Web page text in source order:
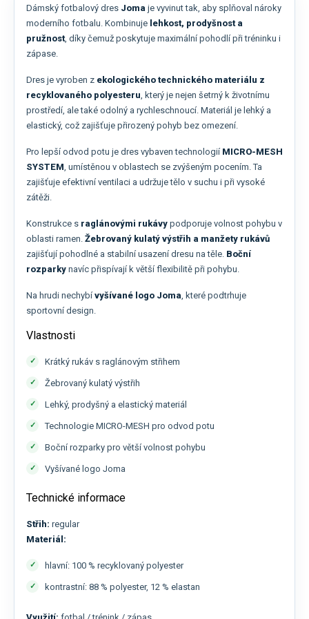
Dámský fotbalový dres Joma je vyvinut tak, aby splňoval nároky
moderního fotbalu. Kombinuje lehkost, prodyšnost a
pružnost, díky čemuž poskytuje maximální pohodlí při tréninku i
zápase.
Dres je vyroben z ekologického technického materiálu z
recyklovaného polyesteru, který je nejen šetrný k životnímu
prostředí, ale také odolný a rychleschnoucí. Materiál je lehký a
elastický, což zajišťuje přirozený pohyb bez omezení.
Pro lepší odvod potu je dres vybaven technologií MICRO-MESH
SYSTEM, umístěnou v oblastech se zvýšeným pocením. Ta
zajišťuje efektivní ventilaci a udržuje tělo v suchu i při vysoké
zátěži.
Konstrukce s raglánovými rukávy podporuje volnost pohybu v
oblasti ramen. Žebrovaný kulatý výstřih a manžety rukávů
zajišťují pohodlné a stabilní usazení dresu na těle. Boční
rozparky navíc přispívají k větší flexibilitě při pohybu.
Na hrudi nechybí vyšívané logo Joma, které podtrhuje
sportovní design.
Vlastnosti
Krátký rukáv s raglánovým střihem
Žebrovaný kulatý výstřih
Lehký, prodyšný a elastický materiál
Technologie MICRO-MESH pro odvod potu
Boční rozparky pro větší volnost pohybu
Vyšívané logo Joma
Technické informace
Střih: regular
Materiál:
hlavní: 100 % recyklovaný polyester
kontrastní: 88 % polyester, 12 % elastan